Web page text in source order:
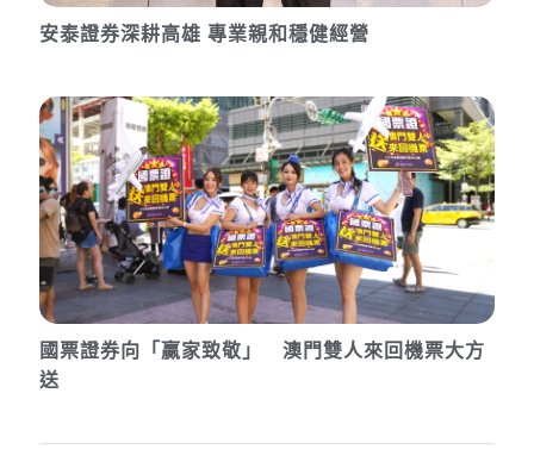
安泰證券深耕高雄 專業親和穩健經營
國票證券向「贏家致敬」 澳門雙人來回機票大方
送